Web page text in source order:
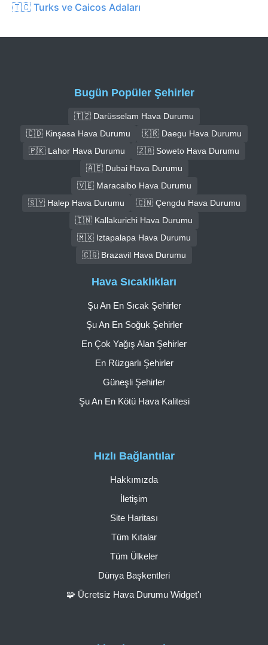
🇹🇨 Turks ve Caicos Adaları
Bugün Popüler Şehirler
🇹🇿 Darüsselam Hava Durumu
🇨🇩 Kinşasa Hava Durumu
🇰🇷 Daegu Hava Durumu
🇵🇰 Lahor Hava Durumu
🇿🇦 Soweto Hava Durumu
🇦🇪 Dubai Hava Durumu
🇻🇪 Maracaibo Hava Durumu
🇸🇾 Halep Hava Durumu
🇨🇳 Çengdu Hava Durumu
🇮🇳 Kallakurichi Hava Durumu
🇲🇽 Iztapalapa Hava Durumu
🇨🇬 Brazavil Hava Durumu
Hızlı Bağlantılar
Hakkımızda
İletişim
Site Haritası
Tüm Kıtalar
Tüm Ülkeler
Dünya Başkentleri
🧩 Ücretsiz Hava Durumu Widget'ı
Hava Sıcaklıkları
Şu An En Sıcak Şehirler
Şu An En Soğuk Şehirler
En Çok Yağış Alan Şehirler
En Rüzgarlı Şehirler
Güneşli Şehirler
Şu An En Kötü Hava Kalitesi